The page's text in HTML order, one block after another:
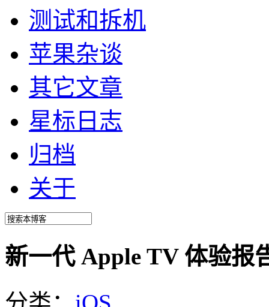
测试和拆机
苹果杂谈
其它文章
星标日志
归档
关于
新一代 Apple TV 体验报